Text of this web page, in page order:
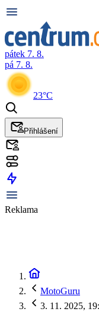
pátek 7. 8.
pá 7. 8.
23°C
Přihlášení
Reklama
MotoGuru
3. 11. 2025,